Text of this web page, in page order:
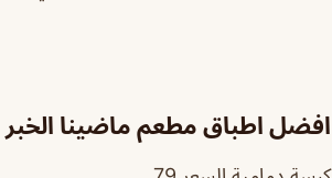
افضل اطباق مطعم ماضينا الخبر